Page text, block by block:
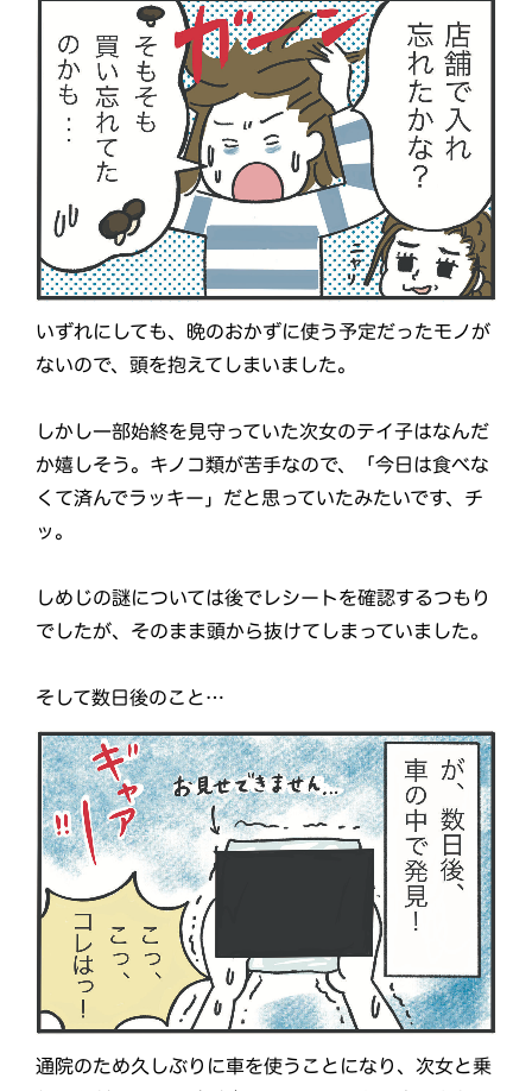
いずれにしても、晩のおかずに使う予定だったモノが
ないので、頭を抱えてしまいました。
しかし一部始終を見守っていた次女のテイ子はなんだ
か嬉しそう。キノコ類が苦手なので、「今日は食べな
くて済んでラッキー」だと思っていたみたいです、チ
ッ。
しめじの謎については後でレシートを確認するつもり
でしたが、そのまま頭から抜けてしまっていました。
そして数日後のこと…
通院のため久しぶりに車を使うことになり、次女と乗